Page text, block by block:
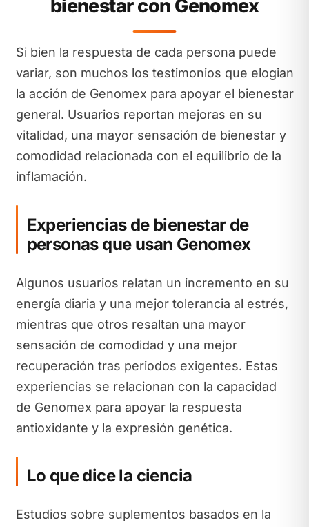
bienestar con Genomex
Si bien la respuesta de cada persona puede
variar, son muchos los testimonios que elogian
la acción de Genomex para apoyar el bienestar
general. Usuarios reportan mejoras en su
vitalidad, una mayor sensación de bienestar y
comodidad relacionada con el equilibrio de la
inflamación.
Experiencias de bienestar de
personas que usan Genomex
Algunos usuarios relatan un incremento en su
energía diaria y una mejor tolerancia al estrés,
mientras que otros resaltan una mayor
sensación de comodidad y una mejor
recuperación tras periodos exigentes. Estas
experiencias se relacionan con la capacidad
de Genomex para apoyar la respuesta
antioxidante y la expresión genética.
Lo que dice la ciencia
Estudios sobre suplementos basados en la